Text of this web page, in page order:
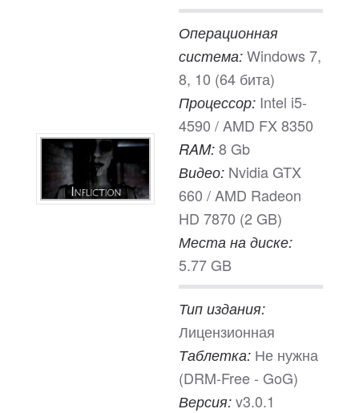
Операционная
система: Windows 7,
8, 10 (64 бита)
Процессор: Intel i5-
4590 / AMD FX 8350
RAM: 8 Gb
Видео: Nvidia GTX
660 / AMD Radeon
HD 7870 (2 GB)
Места на диске:
5.77 GB
Тип издания:
Лицензионная
Таблетка: Не нужна
(DRM-Free - GoG)
Версия: v3.0.1